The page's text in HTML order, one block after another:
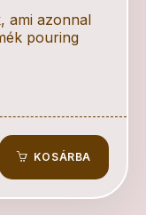
ami azonnal
pouring
KOSÁRBA